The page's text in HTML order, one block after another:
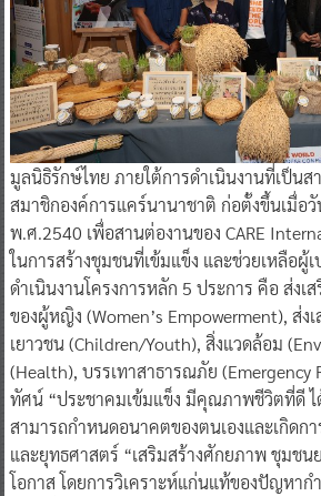
มูลนิธิรักษ์ไทย ภายใต้การดำเนินงานที่เป็นส
สมาชิกองค์การแคร์นานาชาติ ก่อตั้งขึ้นเมื่อ
พ.ศ.2540 เพื่อสานต่องานของ CARE
ในการสร้างชุมชนที่เข้มแข็ง และช่วยเหลือผู้เ
ดำเนินงานโครงการหลัก 5 ประการ คือ ส่งเ
ของผู้หญิง (Women’s Empowerment), ส่ง
เยาวชน (Children/Youth), สิ่งแวดล้อม
(Health), บรรเทาสาธารณภัย (Emergency
ทัศน์ “ประชาคมเข้มแข็ง มีคุณภาพชีวิตที่ดี
สามารถกำหนดอนาคตของตนเองและเกิดก
และยุทธศาสตร์ “เสริมสร้างศักยภาพ ชุมช
โอกาส โดยการวิเคราะห์แก่นแท้ของปัญหาก